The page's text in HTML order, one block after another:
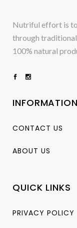
Nutriful effort is to
through traditional
100% natural
INFORMATION
CONTACT US
ABOUT US
QUICK LINKS
PRIVACY POLICY